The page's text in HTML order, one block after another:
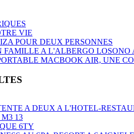
VIE
POUR DEUX PERSONNES
FAMILLE A L'ALBERGO LOSONO
MACBOOK AIR, UNE
A DEUX A L'HOTEL-
13
6TY